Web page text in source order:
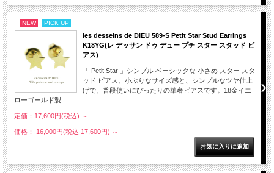
NEW PICK UP
les desseins de DIEU 589-S Petit Star Stud Earrings
K18YG(レ デッサン ドゥ デュー プチ スター スタッド ピ
アス)
「 Petit Star 」シンプル ベーシックな 小さめ スター スタ
ッド ピアス。小ぶりなサイズ感と、シンプルなツヤ仕上
げで、普段使いにぴったりの華奢ピアスです。18金イエ
ローゴールド製
定価：17,600円(税込) ～
価格： 16,000円(税込 17,600円) ～